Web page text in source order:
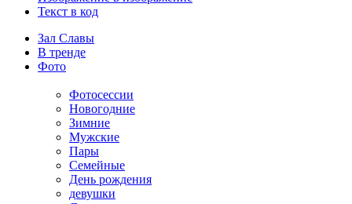
Текст в код
Зал Славы
В тренде
Фото
Фотосессии
Новогодние
Зимние
Мужские
Пары
Семейные
День рождения
девушки